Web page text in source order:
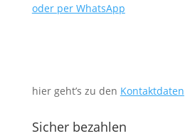
oder per WhatsApp
hier geht’s zu den Kontaktdaten
Sicher bezahlen